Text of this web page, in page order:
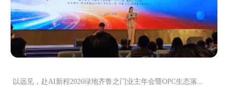
以远见，赴AI新程2026绿地齐鲁之门业主年会暨OPC生态落...